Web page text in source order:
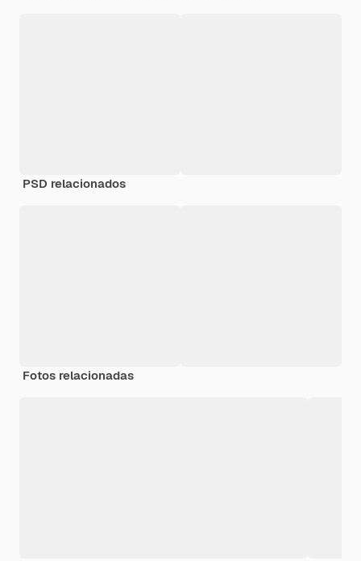
PSD relacionados
Fotos relacionadas